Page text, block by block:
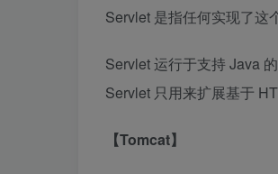
Servlet 是指任何实现了这
Servlet 运行于支持 Java
Servlet 只用来扩展基于
【Tomcat】